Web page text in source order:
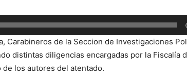
Carabineros de la Seccion de Investigaciones
distintas diligencias encargadas por la Fiscalía
los autores del atentado.